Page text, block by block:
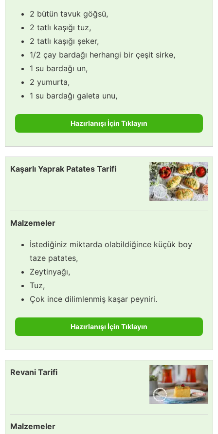
2 bütün tavuk göğsü,
2 tatlı kaşığı tuz,
2 tatlı kaşığı şeker,
1/2 çay bardağı herhangi bir çeşit sirke,
1 su bardağı un,
2 yumurta,
1 su bardağı galeta unu,
Hazırlanışı İçin Tıklayın
Kaşarlı Yaprak Patates Tarifi
Malzemeler
İstediğiniz miktarda olabildiğince küçük boy
taze patates,
Zeytinyağı,
Tuz,
Çok ince dilimlenmiş kaşar peyniri.
Hazırlanışı İçin Tıklayın
Revani Tarifi
Malzemeler